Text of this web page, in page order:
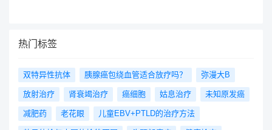
根很细的管子，只有0.5毫米左右，通过连
接这些细小的血管和淋巴管，恢复淋巴回
流，从而缓解淋巴水肿，提高患者的生活质
量。可以将这些细小的血管和淋巴管连接起
来，是一项非常了不起的技术，给了很多肿
科医生。每月，他在日本医科大学武藏小杉
医院主持一次名为“帆板学习会”的研讨会，
该会议已成为一个互相学习诊断和治疗过
程、确认诊疗原则的场所，以原发灶不明癌
症和诊治困难的癌症病例为主题。此外，作
OB-GYN教授。他曾担任抗击卵巢癌研究计
划的主席和名誉主席，妇科肿瘤学小组实验
医学委员会主席，妇科癌症小组的转化科学
工作组主席以及妇科癌症指导委员会的成
员。Birrer在国内外被公认为妇科肿瘤学专
术量约600例，其他良性乳腺手术约100
例，居日本领头地位，其中原发性乳腺癌的
保乳手术约占60％。当然对于如乳腺导管
内广泛扩展的癌症类型，有时也需要进行大
范围的全切术。津川医生说，“这种情况
热门标签
双特异性抗体 胰腺癌包绕血管适合放疗吗？ 弥漫大B
放射治疗 肾衰竭治疗 癌细胞 姑息治疗 未知原发癌
减肥药 老花眼 儿童EBV+PTLD的治疗方法